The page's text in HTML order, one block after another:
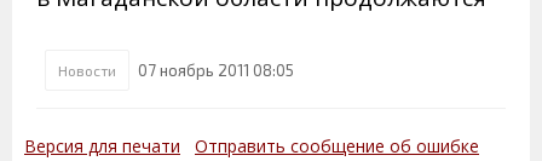
Новости 07 ноябрь 2011 08:05
Версия для печати Отправить сообщение об ошибке